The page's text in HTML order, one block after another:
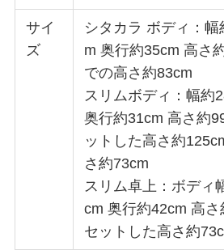
サイ
ズ
シタカラ ボディ：
m 奥行約35cm 高さ
での高さ約83cm
スリムボディ：幅約
奥行約31cm 高さ約
ットした高さ約
さ約73cm
スリム卓上：ボディ
cm 奥行約42cm 高
セットした高さ約